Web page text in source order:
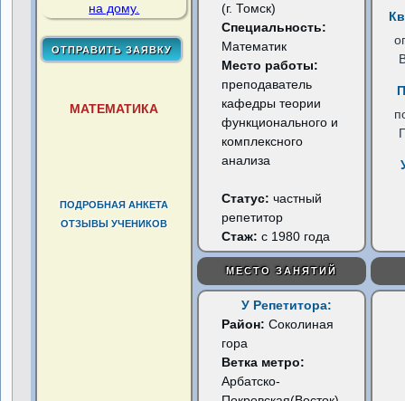
МАТЕМАТИКА
ПОДРОБНАЯ АНКЕТА
ОТЗЫВЫ УЧЕНИКОВ
(г. Томск)
Специальность:
Математик
Место работы:
преподаватель
кафедры теории
функционального и
комплексного
анализа
Статус:частный
репетитор
Стаж: с 1980 года
МЕСТО ЗАНЯТИЙ
У Репетитора:
Район:Соколиная
гора
Ветка метро:
Арбатско-